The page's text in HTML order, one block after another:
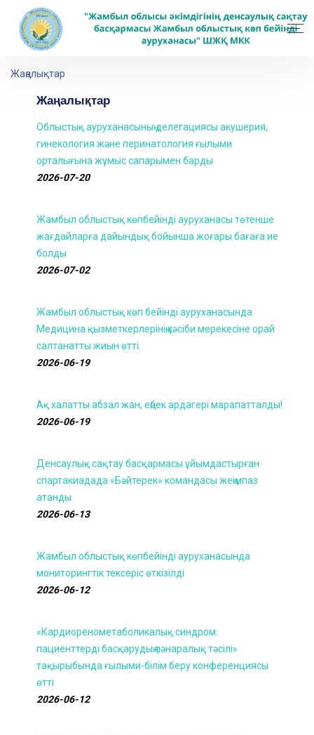
Жаңалықтар
Жаңалықтар
Облыстық ауруханасының делегациясы акушерия,
гинекология және перинатология ғылыми
орталығына жұмыс сапарымен барды
2026-07-20
Жамбыл облыстық көпбейінді ауруханасы төтенше
жағдайларға дайындық бойынша жоғары бағаға ие
болды
2026-07-02
Жамбыл облыстық көп бейінді ауруханасында
Медицина қызметкерлерінің кәсіби мерекесіне орай
салтанатты жиын өтті.
2026-06-19
Ақ халатты абзал жан, еңбек ардагері марапатталды!
2026-06-19
Денсаулық сақтау басқармасы ұйымдастырған
спартакиадада «Бәйтерек» командасы жеңімпаз
атанды
2026-06-13
Жамбыл облыстық көпбейінді ауруханасында
мониторингтік тексеріс өткізілді
2026-06-12
«Кардиоренометаболикалық синдром:
пациенттерді басқарудың пәнаралық тәсілі»
тақырыбында ғылыми-білім беру конференциясы
өтті
2026-06-12